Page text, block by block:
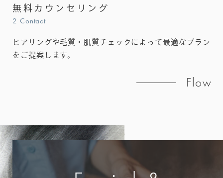
無料カウンセリング
2 Contact
ヒアリングや毛質・肌質チェックによって最適なプラン
をご提案します。
Flow